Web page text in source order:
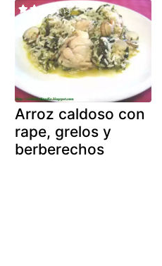
Arroz caldoso con
rape, grelos y
berberechos